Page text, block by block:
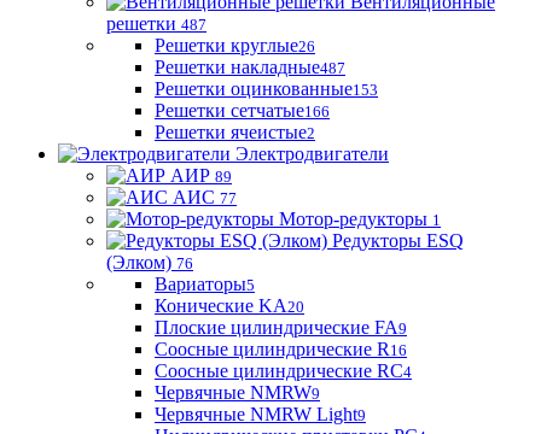
решетки 487
Решетки круглые26
Решетки накладные487
Решетки оцинкованные153
Решетки сетчатые166
Решетки ячеистые2
Электродвигатели
АИР 89
АИС 77
Мотор-редукторы 1
Редукторы ESQ
(Элком) 76
Вариаторы5
Конические KA20
Плоские цилиндрические FA9
Соосные цилиндрические R 16
Соосные цилиндрические RC4
Червячные NMRW9
Червячные NMRW Light9